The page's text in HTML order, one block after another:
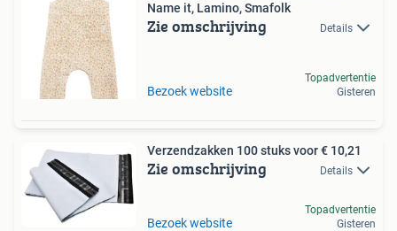
Name it, Lamino, Smafolk
Zie omschrijving Details
Bezoek website
Topadvertentie
Gisteren
Verzendzakken 100 stuks voor € 10,21
Zie omschrijving Details
Bezoek website
Topadvertentie
Gisteren